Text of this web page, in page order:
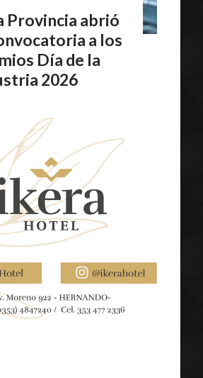
Provincia abrió
a los
Día de la
2026